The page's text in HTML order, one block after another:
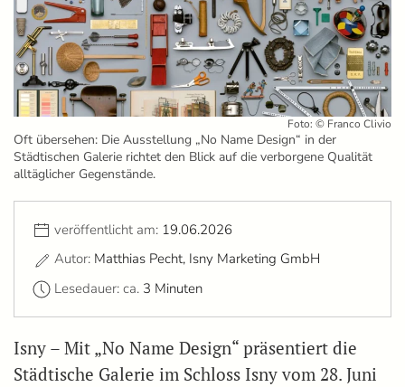
Foto: © Franco Clivio
Oft übersehen: Die Ausstellung „No Name Design“ in der
Städtischen Galerie richtet den Blick auf die verborgene Qualität
alltäglicher Gegenstände.
veröffentlicht am: 19.06.2026
Autor: Matthias Pecht, Isny Marketing GmbH
Lesedauer: ca. 3 Minuten
Isny – Mit „No Name Design“ präsentiert die
Städtische Galerie im Schloss Isny vom 28. Juni